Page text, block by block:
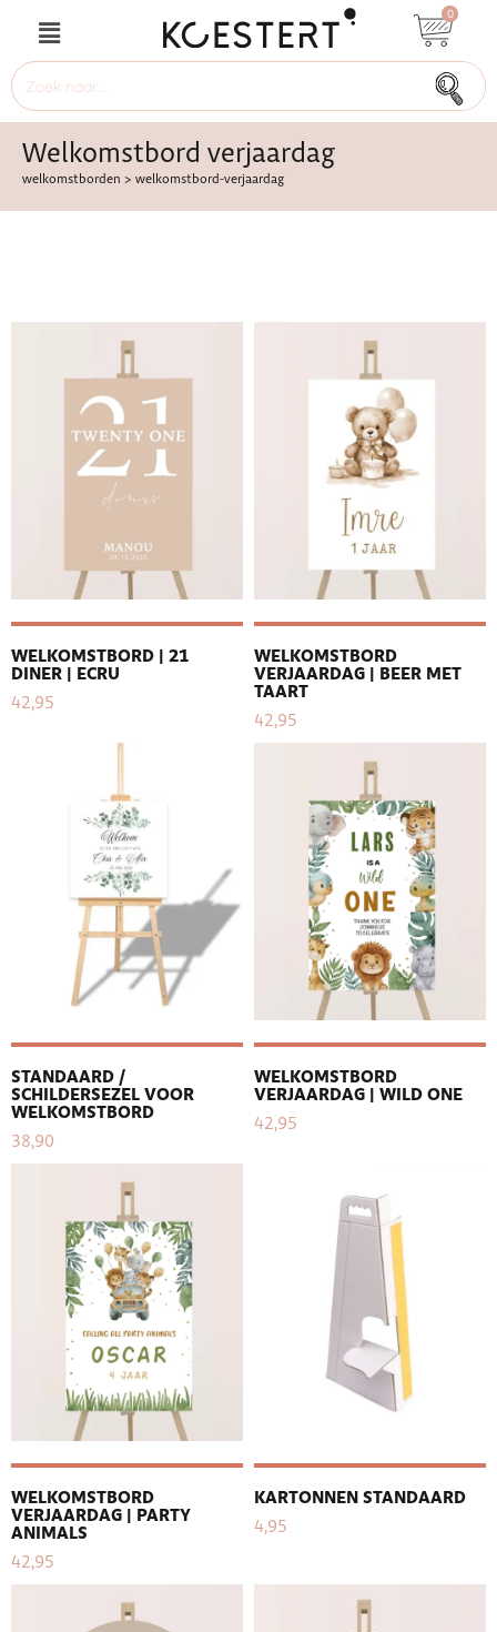
0
Welkomstbord verjaardag
welkomstborden > welkomstbord-verjaardag
WELKOMSTBORD | 21
DINER | ECRU
42,95
WELKOMSTBORD
VERJAARDAG | BEER MET
TAART
42,95
STANDAARD /
SCHILDERSEZEL VOOR
WELKOMSTBORD
38,90
WELKOMSTBORD
VERJAARDAG | WILD ONE
42,95
WELKOMSTBORD
VERJAARDAG | PARTY
ANIMALS
42,95
KARTONNEN STANDAARD
4,95